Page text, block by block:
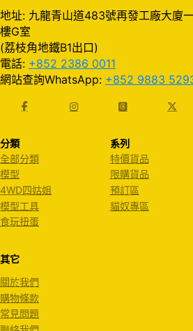
地址: 九龍青山道483號再發工廠大廈
樓G室
(荔枝角地鐵B1出口)
電話: +852 2386 0011
網站查詢WhatsApp: +852 9883
分類
全部分類
模型
4WD四姑姐
模型工具
食玩扭蛋
系列
特價貨品
限購貨品
預訂區
貓奴專區
其它
關於我們
購物條款
常見問題